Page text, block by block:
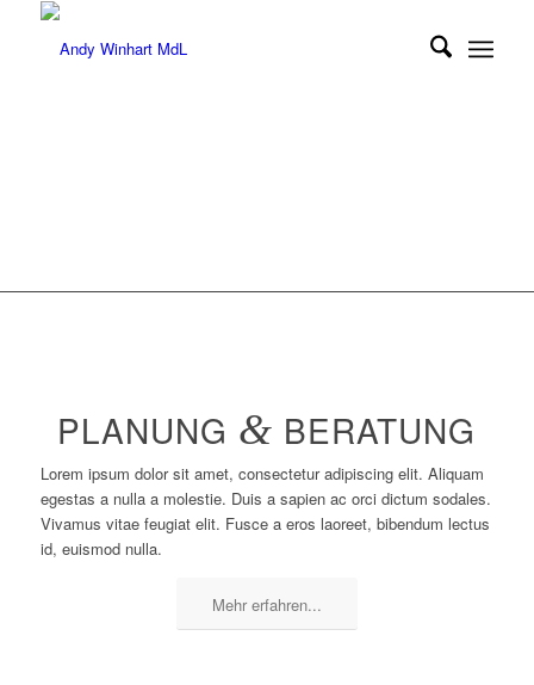
PLANUNG & BERATUNG
Lorem ipsum dolor sit amet, consectetur adipiscing elit. Aliquam
egestas a nulla a molestie. Duis a sapien ac orci dictum sodales.
Vivamus vitae feugiat elit. Fusce a eros laoreet, bibendum lectus
id, euismod nulla.
Mehr erfahren...